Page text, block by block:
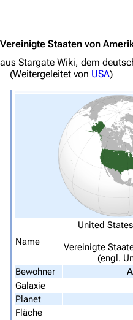
3639
Navigation
Hauptseite
Von A bis Z
Zufälliger
Datei
Vereinigte Staaten von
aus Stargate Wiki, dem
(Weitergeleitet von USA)
Name
United
Vereinigte
(engl.
Bewohner
Galaxie
Planet
Fläche